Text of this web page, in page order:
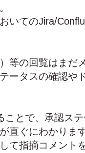
いてのJira/
等の回覧はまだ
ータスの確認や
とで、承認ス
直ぐにわかりま
て指摘コメント